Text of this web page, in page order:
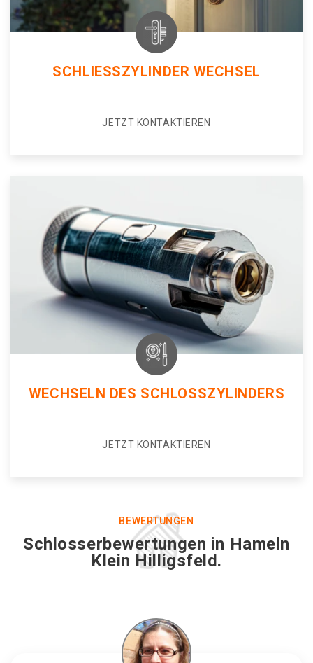
SCHLIESSZYLINDER WECHSEL
JETZT KONTAKTIEREN
WECHSELN DES SCHLOSSZYLINDERS
JETZT KONTAKTIEREN
BEWERTUNGEN
Schlosserbewertungen in Hameln
Klein Hilligsfeld.